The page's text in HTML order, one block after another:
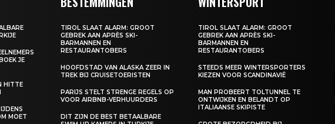
JE
HITTE
MOET
TIROL SLAAT ALARM: GROOT
GEBREK AAN APRÈS SKI-
BARMANNEN EN
RESTAURANTOBERS
HOOFDSTAD VAN ALASKA ZEER IN
TREK BIJ CRUISETOERISTEN
PARIJS STELT STRENGE REGELS OP
VOOR AIRBNB-VERHUURDERS
DIT ZIJN DE BEST BETAALBARE
TIROL SLAAT ALARM: GROOT
GEBREK AAN APRÈS SKI-
BARMANNEN EN
RESTAURANTOBERS
STEEDS MEER WINTERSPORTERS
KIEZEN VOOR SCANDINAVIË
MAN PROBEERT TOLTUNNEL TE
ONTWIJKEN EN BELANDT OP
ITALIAANSE SKIPISTE